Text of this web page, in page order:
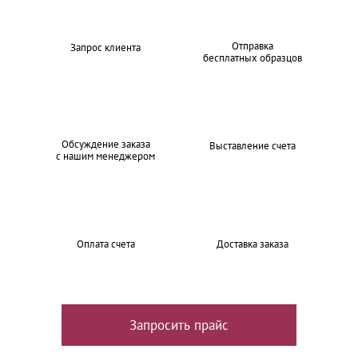
Запрос клиента
Отправка
бесплатных образцов
Обсуждение заказа
с нашим менеджером
Выставление счета
Оплата счета Доставка заказа
Запросить прайс